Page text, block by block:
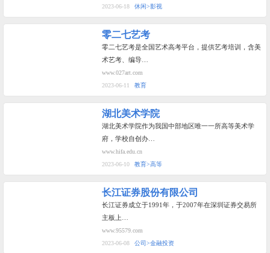
2023-06-18
休闲>影视
零二七艺考
零二七艺考是全国艺术高考平台，提供艺考培训，含美
术艺考、编导…
www.027art.com
2023-06-11
教育
湖北美术学院
湖北美术学院作为我国中部地区唯一一所高等美术学
府，学校自创办…
www.hifa.edu.cn
2023-06-10
教育>高等
长江证券股份有限公司
长江证券成立于1991年，于2007年在深圳证券交易所
主板上…
www.95579.com
2023-06-08
公司>金融投资